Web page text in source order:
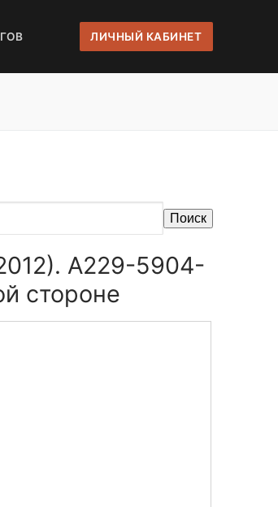
ЛИЧНЫЙ КАБИНЕТ
Поиск
A229-5904-
стороне